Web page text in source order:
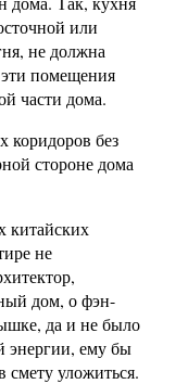
или
не должна
помещения
части дома.
коридоров без
стороне дома
китайских
не
дом, о фэн-
да и не было
энергии, ему бы
смету уложиться.